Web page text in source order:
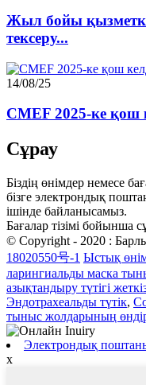
Жыл бойы
тексеру...
14/08/25
CMEF 2025-ке қош
Сұрау
Біздің өнімдер немесе
бізге электрондық
ішінде байланысамыз.
Бағалар тізімі бойынша
© Copyright - 2020 :
18020550号-1 Ыстық
ларингиальды маска
азықтандыру түтігі
Эндотрахеальды түтік,
тыныс жолдарының
Электрондық
x